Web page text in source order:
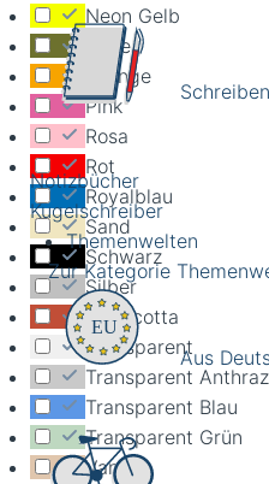
Notizbücher
Kugelschreiber
Themenwelten
Zur Kategorie
Aus
Neon Gelb
Olive
Orange
Pink
Rosa
Rot
Royalblau
Sand
Schwarz
Silber
Terracotta
Transparent
Transparent
Transparent Blau
Transparent Grün
Vanille